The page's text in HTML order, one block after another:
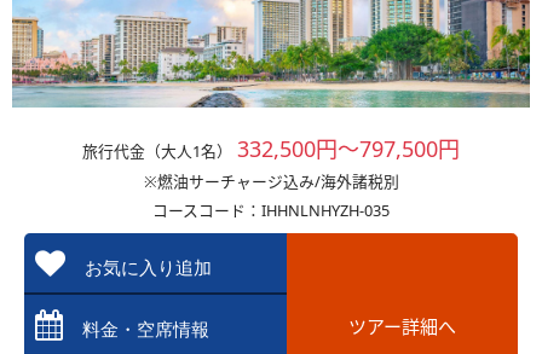
旅行代金（大人1名） 332,500円～797,500円
※燃油サーチャージ込み/海外諸税別
コースコード：IHHNLNHYZH-035
お気に入り追加
料金・空席情報 ツアー詳細へ